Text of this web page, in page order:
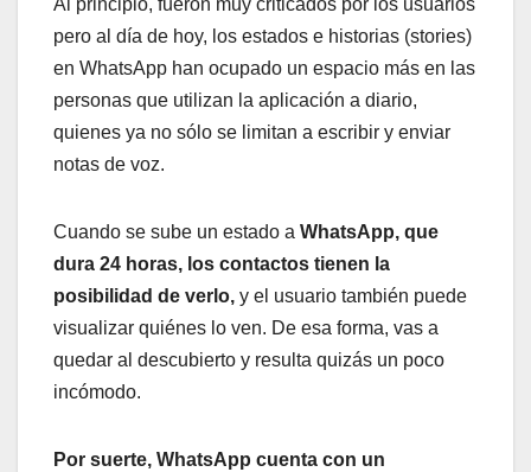
Al principio, fueron muy criticados por los usuarios
pero al día de hoy, los estados e historias (stories)
en WhatsApp han ocupado un espacio más en las
personas que utilizan la aplicación a diario,
quienes ya no sólo se limitan a escribir y enviar
notas de voz.
Cuando se sube un estado a WhatsApp, que
dura 24 horas, los contactos tienen la
posibilidad de verlo, y el usuario también puede
visualizar quiénes lo ven. De esa forma, vas a
quedar al descubierto y resulta quizás un poco
incómodo.
Por suerte, WhatsApp cuenta con un